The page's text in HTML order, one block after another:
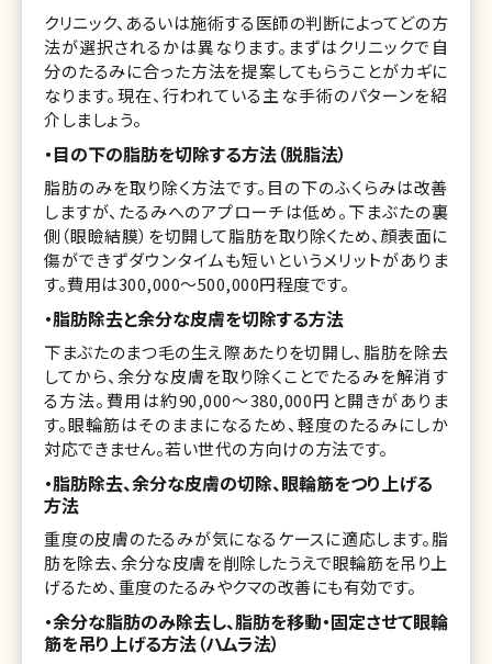
クリニック、あるいは施術する医師の判断によってどの方
法が選択されるかは異なります。まずはクリニックで自
分のたるみに合った方法を提案してもらうことがカギに
なります。現在、行われている主な手術のパターンを紹
介しましょう。
・目の下の脂肪を切除する方法（脱脂法）
脂肪のみを取り除く方法です。目の下のふくらみは改善
しますが、たるみへのアプローチは低め。下まぶたの裏
側（眼瞼結膜）を切開して脂肪を取り除くため、顔表面に
傷ができずダウンタイムも短いというメリットがありま
す。費用は300,000～500,000円程度です。
・脂肪除去と余分な皮膚を切除する方法
下まぶたのまつ毛の生え際あたりを切開し、脂肪を除去
してから、余分な皮膚を取り除くことでたるみを解消す
る方法。費用は約90,000～380,000円と開きがありま
す。眼輪筋はそのままになるため、軽度のたるみにしか
対応できません。若い世代の方向けの方法です。
・脂肪除去、余分な皮膚の切除、眼輪筋をつり上げる
方法
重度の皮膚のたるみが気になるケースに適応します。脂
肪を除去、余分な皮膚を削除したうえで眼輪筋を吊り上
げるため、重度のたるみやクマの改善にも有効です。
・余分な脂肪のみ除去し、脂肪を移動・固定させて眼輪
筋を吊り上げる方法（ハムラ法）